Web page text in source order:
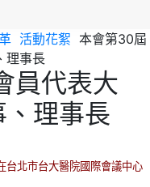
活動花絮 本會第30屆
理事長
員代表大
理事長
台北市台大醫院國際會議中心